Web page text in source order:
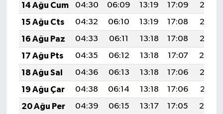
14 Ağu Cum
04:30 06:09 13:19 17:09
20:18
15 Ağu Cts
04:32 06:10 13:19 17:08
20:17
16 Ağu Paz
04:33 06:11 13:18 17:08
20:15
17 Ağu Pts
04:35 06:12 13:18 17:07
20:14
18 Ağu Sal
04:36 06:13 13:18 17:06
20:13
19 Ağu Çar
04:38 06:14 13:18 17:06
20:11
20 Ağu Per
04:39 06:15 13:17 17:05
20:10